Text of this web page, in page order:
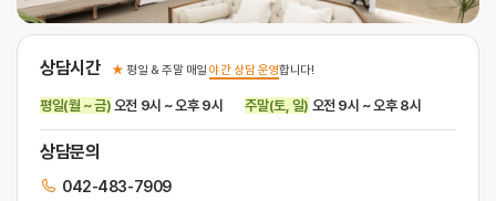
상담시간 ★평일 & 주말 매일야간 상담 운영합니다!
평일(월 ~ 금) 오전 9시 ~ 오후 9시 주말(토, 일) 오전 9시 ~ 오후 8시
상담문의
042-483-7909